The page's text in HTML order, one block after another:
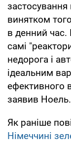
застосування
винятком
в денний
самі
недорога і
ідеальним
ефективного
заявив Ноель.
Як раніше
Німеччині